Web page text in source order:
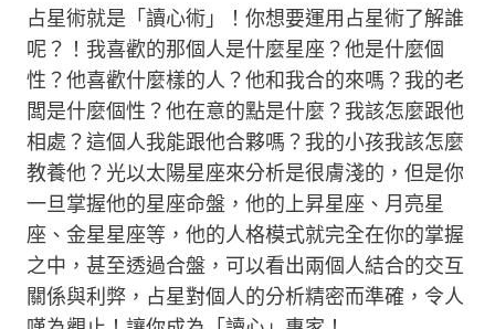
占星術就是「讀心術」！你想要運用占星術了解誰
呢？！我喜歡的那個人是什麼星座？他是什麼個
性？他喜歡什麼樣的人？他和我合的來嗎？我的老
闆是什麼個性？他在意的點是什麼？我該怎麼跟他
相處？這個人我能跟他合夥嗎？我的小孩我該怎麼
教養他？光以太陽星座來分析是很膚淺的，但是你
一旦掌握他的星座命盤，他的上昇星座、月亮星
座、金星星座等，他的人格模式就完全在你的掌握
之中，甚至透過合盤，可以看出兩個人結合的交互
關係與利弊，占星對個人的分析精密而準確，令人